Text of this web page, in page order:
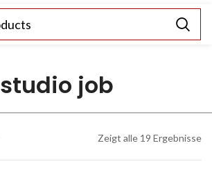
studio job
Zeigt alle 19 Ergebnisse